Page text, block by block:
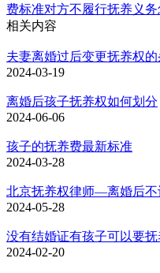
费标准对方不履行抚养义
相关内容
夫妻离婚过后变更抚养权
2024-03-19
离婚后孩子抚养权如何划分
2024-06-06
孩子的抚养费最新标准
2024-03-28
北京抚养权律师—离婚后不
2024-05-28
没有结婚证有孩子可以要
2024-02-20